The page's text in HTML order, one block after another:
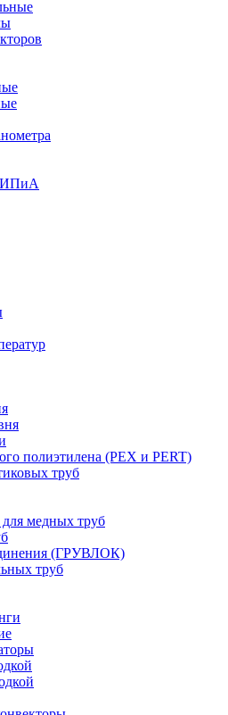
полиэтилена (PEX и PERT)
труб
медных труб
(ГРУВЛОК)
труб